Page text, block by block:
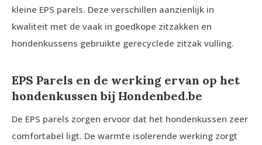
kleine EPS parels. Deze verschillen aanzienlijk in
kwaliteit met de vaak in goedkope zitzakken en
hondenkussens gebruikte gerecyclede zitzak vulling.
EPS Parels en de werking ervan op het
hondenkussen bij Hondenbed.be
De EPS parels zorgen ervoor dat het hondenkussen zeer
comfortabel ligt. De warmte isolerende werking zorgt